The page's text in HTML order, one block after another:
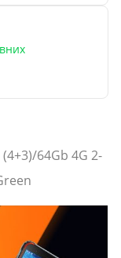
64Gb 4G 2-